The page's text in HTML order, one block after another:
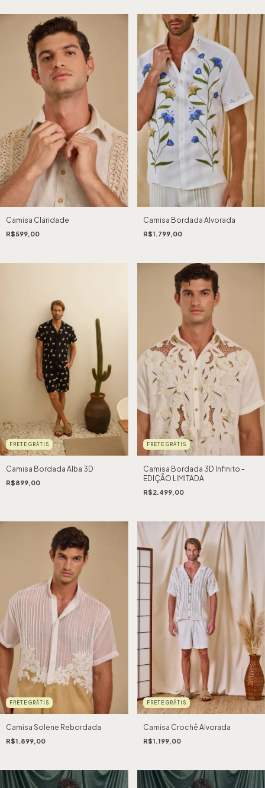
Camisa Claridade
R$599,00
Camisa Bordada Alvorada
R$1.799,00
FRETE GRÁTIS
Camisa Bordada Alba 3D
R$899,00
FRETE GRÁTIS
Camisa Bordada 3D Infinito -
EDIÇÃO LIMITADA
R$2.499,00
FRETE GRÁTIS
Camisa Solene Rebordada
R$1.899,00
FRETE GRÁTIS
Camisa Crochê Alvorada
R$1.199,00